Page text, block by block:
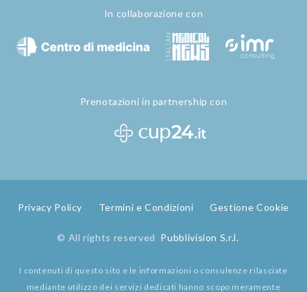
In collaborazione con
Prenotazioni in partnership con
Privacy Policy Termini e Condizioni Gestione Cookie
© All rights reserved Pubblivision S.r.l.
I contenuti di questo sito e le informazioni o consulenze rilasciate
mediante utilizzo dei servizi dedicati hanno scopo meramente